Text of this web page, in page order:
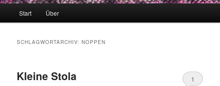
Start Über
SCHLAGWORTARCHIV:NOPPEN
Kleine Stola 1